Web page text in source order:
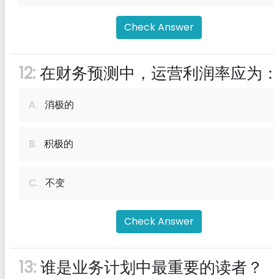
Check Answer
12:在财务预测中，运营利润率应为
A. 消极的
B. 积极的
C. 不变
Check Answer
13:谁是业务计划中最重要的读者？